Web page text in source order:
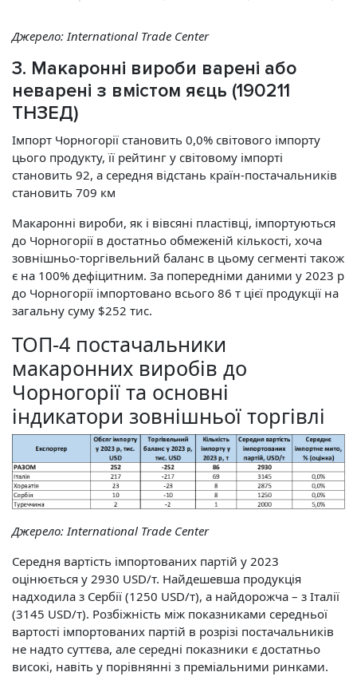
Джерело:International Trade Center
3. Макароннi вироби варенi або
неваренi з вмістом яєць (190211
ТНЗЕД)
Імпорт Чорногорії становить 0,0% світового імпорту
цього продукту, її рейтинг у світовому імпорті
становить 92, а середня відстань країн-постачальників
становить 709 км
Макаронні вироби, як і вівсяні пластівці, імпортуються
до Чорногорії в достатньо обмеженій кількості, хоча
зовнішньо-торгівельний баланс в цьому сегменті також
є на 100% дефіцитним. За попередніми даними у 2023 р
до Чорногорії імпортовано всього 86 т цієї продукції на
загальну суму $252 тис.
ТОП-4 постачальники
макаронних виробів до
Чорногорії та основні
індикатори зовнішньої торгівлі
Джерело:International Trade Center
Середня вартість імпортованих партій у 2023
оцінюється у 2930 USD/т. Найдешевша продукція
надходила з Сербії (1250 USD/т), а найдорожча – з Італії
(3145 USD/т). Розбіжність між показниками середньої
вартості імпортованих партій в розрізі постачальників
не надто суттєва, але середні показники є достатньо
високі, навіть у порівнянні з преміальними ринками.